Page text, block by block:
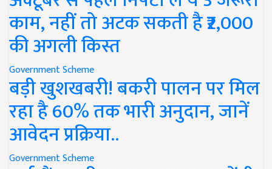
काम, नहीं तो अटक सकती है ₹2,000
की अगली किस्त
Government Scheme
बड़ी खुशखबरी! बकरी पालन पर मिल
रहा है 60% तक भारी अनुदान, जानें
आवेदन प्रक्रिया..
Government Scheme